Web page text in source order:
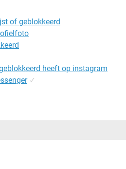
of geblokkeerd
heeft op instagram
✓